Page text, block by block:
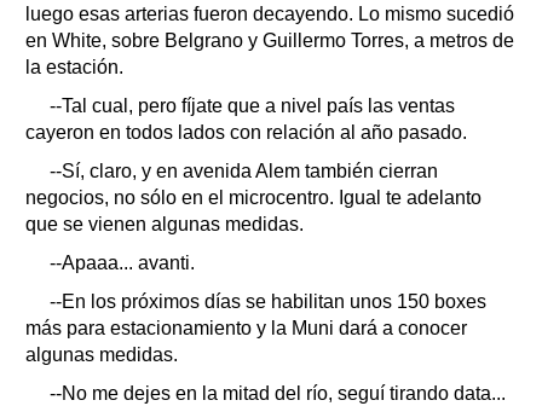
luego esas arterias fueron decayendo. Lo mismo sucedió
en White, sobre Belgrano y Guillermo Torres, a metros de
la estación.
--Tal cual, pero fíjate que a nivel país las ventas
cayeron en todos lados con relación al año pasado.
--Sí, claro, y en avenida Alem también cierran
negocios, no sólo en el microcentro. Igual te adelanto
que se vienen algunas medidas.
--Apaaa... avanti.
--En los próximos días se habilitan unos 150 boxes
más para estacionamiento y la Muni dará a conocer
algunas medidas.
--No me dejes en la mitad del río, seguí tirando data...